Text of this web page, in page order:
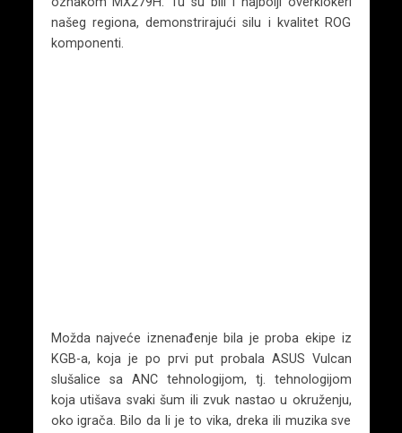
našeg regiona, demonstrirajući silu i kvalitet ROG
komponenti.
Možda najveće iznenađenje bila je proba ekipe iz
KGB-a, koja je po prvi put probala ASUS Vulcan
slušalice sa ANC tehnologijom, tj. tehnologijom
koja utišava svaki šum ili zvuk nastao u okruženju,
oko igrača. Bilo da li je to vika, dreka ili muzika sve